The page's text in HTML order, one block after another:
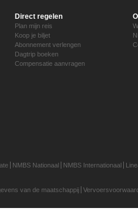
Direct regelen
Plan mijn reis
Koop je biljet
Abonnement verlengen
Dagtrip boeken
Compensatie aanvragen
NMBS Nationaal NMBS Internationaal
van de maatschappij